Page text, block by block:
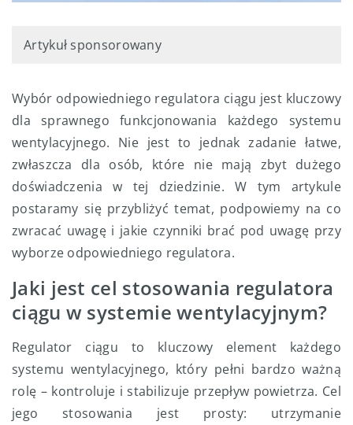
Artykuł sponsorowany
Wybór odpowiedniego regulatora ciągu jest kluczowy
dla sprawnego funkcjonowania każdego systemu
wentylacyjnego. Nie jest to jednak zadanie łatwe,
zwłaszcza dla osób, które nie mają zbyt dużego
doświadczenia w tej dziedzinie. W tym artykule
postaramy się przybliżyć temat, podpowiemy na co
zwracać uwagę i jakie czynniki brać pod uwagę przy
wyborze odpowiedniego regulatora.
Jaki jest cel stosowania regulatora
ciągu w systemie wentylacyjnym?
Regulator ciągu to kluczowy element każdego
systemu wentylacyjnego, który pełni bardzo ważną
rolę – kontroluje i stabilizuje przepływ powietrza. Cel
jego stosowania jest prosty: utrzymanie